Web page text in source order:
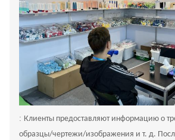
: Клиенты предоставляют информацию о
образцы/чертежи/изображения и т. д.